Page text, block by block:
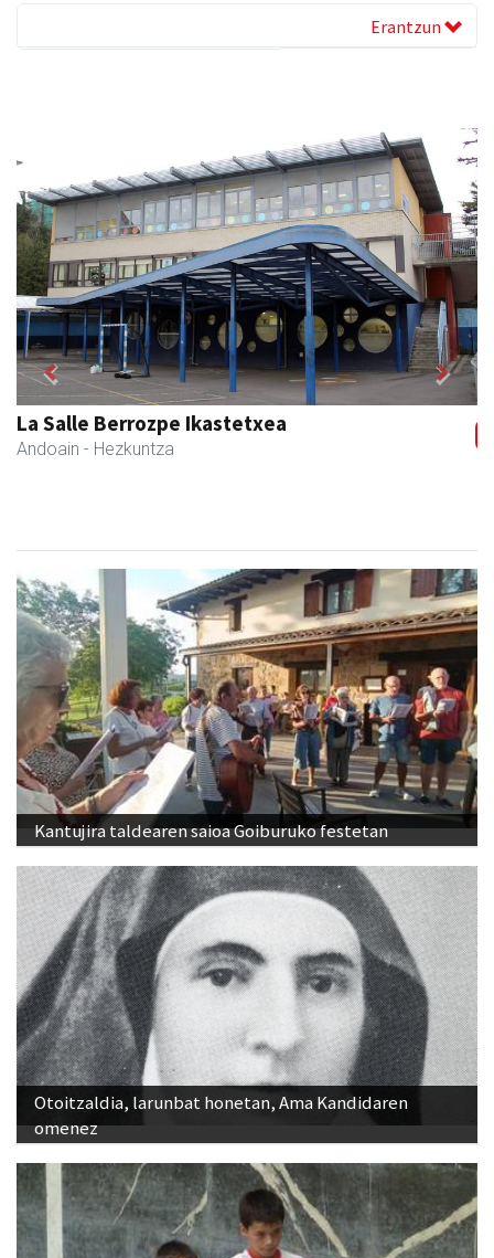
Erantzun
Arruti gozotegia
Andoain - Gozotegiak
Previous Next
Kantujira taldearen saioa Goiburuko festetan
Otoitzaldia, larunbat honetan, Ama Kandidaren
omenez